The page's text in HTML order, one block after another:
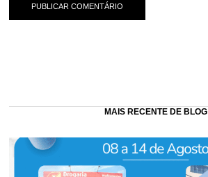
MAIS RECENTE DE BLOG